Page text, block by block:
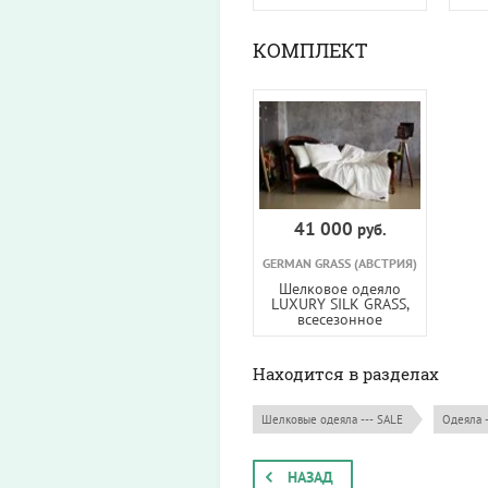
КОМПЛЕКТ
41 000 руб.
GERMAN GRASS (АВСТРИЯ)
Шелковое одеяло
LUXURY SILK GRASS,
всесезонное
Находится в разделах
Шелковые одеяла --- SALE Одеяла
НАЗАД